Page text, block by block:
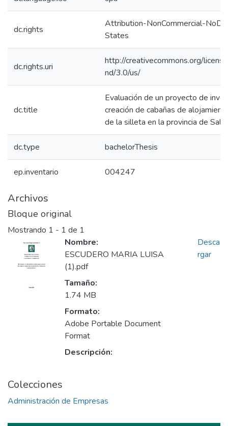
dc.rights
Attribution-NonCommercial-
States
dc.rights.uri
http://creativecommons.org/
nd/3.0/us/
dc.title
Evaluación de un proyecto de
creación de cabañas de
de la silleta en la provincia de Salta
dc.type bachelorThesis
ep.inventario 004247
Archivos
Bloque original
Mostrando 1 - 1 de 1
Nombre:
ESCUDERO MARIA LUISA
(1).pdf
Tamaño:
1.74 MB
Formato:
Adobe Portable Document
Format
Descripción:
Desca
rgar
Colecciones
Administración de Empresas